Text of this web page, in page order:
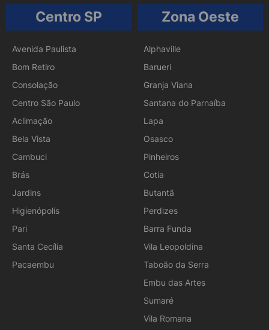
Centro SP
Avenida Paulista
Bom Retiro
Consolação
Centro São Paulo
Aclimação
Bela Vista
Cambuci
Brás
Jardins
Higienópolis
Pari
Santa Cecília
Pacaembu
Zona Oeste
Alphaville
Barueri
Granja Viana
Santana do Parnaíba
Lapa
Osasco
Pinheiros
Cotia
Butantã
Perdizes
Barra Funda
Vila Leopoldina
Taboão da Serra
Embu das Artes
Sumaré
Vila Romana